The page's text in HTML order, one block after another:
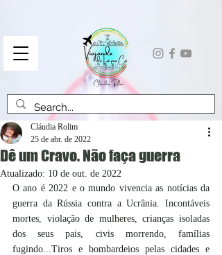
Dê um Cravo. Não faça guerra
Cláudia Rolim
25 de abr. de 2022
Atualizado: 10 de out. de 2022
O ano é 2022 e o mundo vivencia as notícias da
guerra da Rússia contra a Ucrânia. Incontáveis
mortes, violação de mulheres, crianças isoladas
dos seus pais, civis morrendo, famílias
fugindo...Tiros e bombardeios pelas cidades e